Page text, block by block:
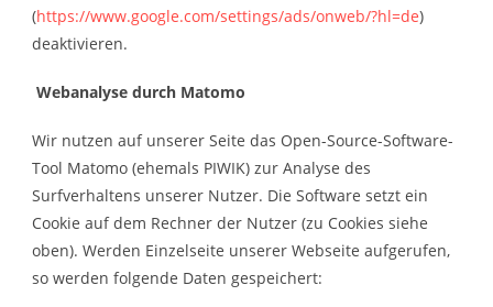
(https://www.google.com/settings/ads/onweb/?hl=de)
deaktivieren.
Webanalyse durch Matomo
Wir nutzen auf unserer Seite das Open-Source-Software-
Tool Matomo (ehemals PIWIK) zur Analyse des
Surfverhaltens unserer Nutzer. Die Software setzt ein
Cookie auf dem Rechner der Nutzer (zu Cookies siehe
oben). Werden Einzelseite unserer Webseite aufgerufen,
so werden folgende Daten gespeichert: